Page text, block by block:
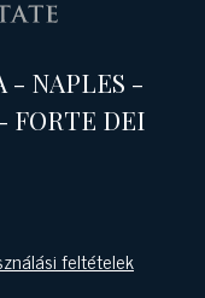
- NAPLES -
FORTE DEI
feltételek